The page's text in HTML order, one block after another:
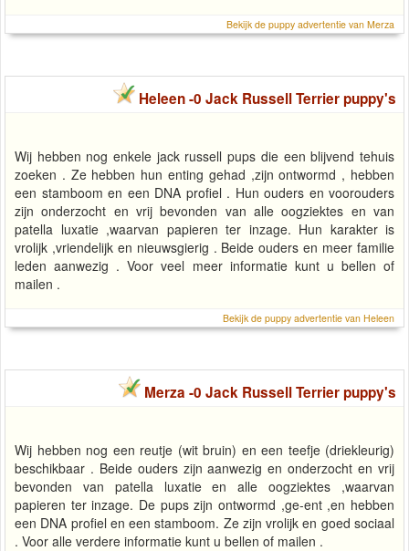
Bekijk de puppy advertentie van Merza
Heleen -0 Jack Russell Terrier puppy's
Wij hebben nog enkele jack russell pups die een blijvend tehuis
zoeken . Ze hebben hun enting gehad ,zijn ontwormd , hebben
een stamboom en een DNA profiel . Hun ouders en voorouders
zijn onderzocht en vrij bevonden van alle oogziektes en van
patella luxatie ,waarvan papieren ter inzage. Hun karakter is
vrolijk ,vriendelijk en nieuwsgierig . Beide ouders en meer familie
leden aanwezig . Voor veel meer informatie kunt u bellen of
mailen .
Bekijk de puppy advertentie van Heleen
Merza -0 Jack Russell Terrier puppy's
Wij hebben nog een reutje (wit bruin) en een teefje (driekleurig)
beschikbaar . Beide ouders zijn aanwezig en onderzocht en vrij
bevonden van patella luxatie en alle oogziektes ,waarvan
papieren ter inzage. De pups zijn ontwormd ,ge-ent ,en hebben
een DNA profiel en een stamboom. Ze zijn vrolijk en goed sociaal
. Voor alle verdere informatie kunt u bellen of mailen .